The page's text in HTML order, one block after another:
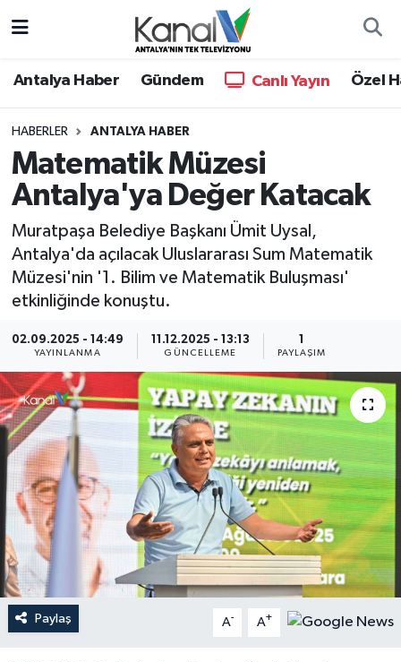
Antalya Haber Gündem Canlı Yayın Özel
HABERLER ANTALYA HABER
Matematik Müzesi
Antalya'ya Değer Katacak
Muratpaşa Belediye Başkanı Ümit Uysal,
Antalya'da açılacak Uluslararası Sum Matematik
Müzesi'nin '1. Bilim ve Matematik Buluşması'
etkinliğinde konuştu.
02.09.2025 - 14:49
YAYINLANMA
11.12.2025 - 13:13
GÜNCELLEME
1
PAYLAŞIM
Paylaş A- A+
Antalya Haber
Dünya
Eğitim
Ekonomi
Gündem
Günün Manşetleri
Haber Kuşakları
Haberler
KANALV Spor
Kültür Sanat
Magazin
Öğle Bülteni
Hava Durumu
Trafik Durumu
Süper Lig Puan Durumu ve Fikstür
Tüm Manşetler
Son Dakika Haberleri
Haber Arşivi